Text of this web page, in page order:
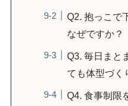
Q2. 抱っこで
なぜですか？
Q3. 毎日まと
ても体型づく
Q4. 食事制限